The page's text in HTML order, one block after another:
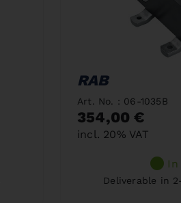
RAB
Art. No. : 06-1035B
354,00 €
incl. 20% VAT
In
Deliverable in